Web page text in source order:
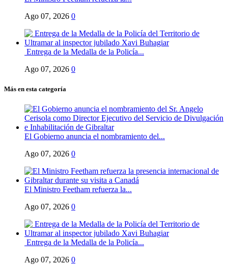
Ago 07, 2026 0
Entrega de la Medalla de la Policía...
Ago 07, 2026 0
Más en esta categoría
El Gobierno anuncia el nombramiento del...
Ago 07, 2026 0
El Ministro Feetham refuerza la...
Ago 07, 2026 0
Entrega de la Medalla de la Policía...
Ago 07, 2026 0